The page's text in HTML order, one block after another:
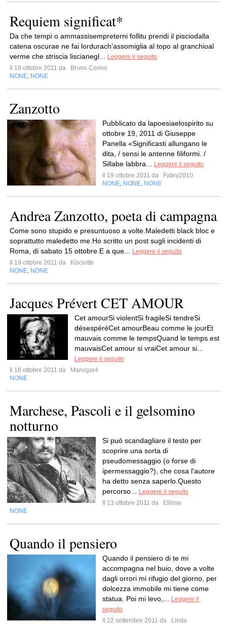
Requiem significat*
Da che tempi o ammassisempreterni follitu prendi il pisciodalla
catena oscurae ne fai lordurach’assomiglia al topo al granchioal
verme che striscia liscianegl...
Leggere il seguito
Il 19 ottobre 2011 da
Bruno Corino
NONE NONE
Zanzotto
Pubblicato da lapoesiaelospirito su
ottobre 19, 2011 di Giuseppe
Panella «Significasti allungano le
dita, / sensi le antenne filiformi. /
Sillabe labbra...
Leggere il seguito
Il 19 ottobre 2011 da
Fabry2010
NONE NONE NONE
Andrea Zanzotto, poeta di campagna
Come sono stupido e presuntuoso a volte.Maledetti black bloc e
soprattutto maledetto me.Ho scritto un post sugli incidenti di
Roma, di sabato 15 ottobre.E a que...
Leggere il seguito
Il 19 ottobre 2011 da
Kisciotte
NONE NONE
Jacques Prévert CET AMOUR
Cet amourSi violentSi fragileSi tendreSi
désespéréCet amourBeau comme le jourEt
mauvais comme le tempsQuand le temps est
mauvaisCet amour si vraiCet amour si...
Leggere il seguito
Il 18 ottobre 2011 da
Marvigar4
NONE
Marchese, Pascoli e il gelsomino
notturno
Si può scandagliare il testo per
scoprire una sorta di
pseudomessaggio (o forse di
ipermessaggio?), che cosa l'autore
ha detto senza saperlo.Questo
percorso...
Leggere il seguito
Il 13 ottobre 2011 da
Ellisse
NONE
Quando il pensiero
Quando il pensiero di te mi
accompagna nel buio, dove a volte
dagli orrori mi rifugio del giorno, per
dolcezza immobile mi tiene come
statua. Poi mi levo,...
Leggere il
seguito
Il 22 settembre 2011 da
Linda